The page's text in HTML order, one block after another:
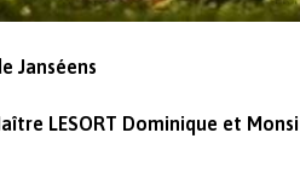
Janséens
LESORT Dominique et